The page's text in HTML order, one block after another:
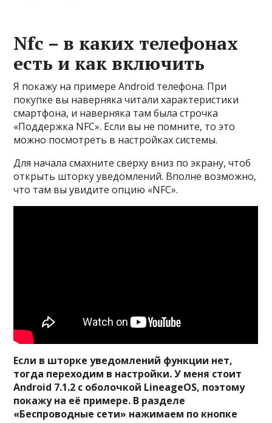
Nfc – в каких телефонах
есть и как включить
Я покажу на примере Android телефона. При
покупке вы наверняка читали характеристики
смартфона, и наверняка там была строчка
«Поддержка NFC». Если вы не помните, то это
можно посмотреть в настройках системы.
Для начала смахните сверху вниз по экрану, чтоб
открыть шторку уведомлений. Вполне возможно,
что там вы увидите опцию «NFC».
Если в шторке уведомлений функции нет,
тогда переходим в настройки. У меня стоит
Android 7.1.2 с оболочкой LineageOS, поэтому
покажу на её примере. В разделе
«Беспроводные сети» нажимаем по кнопке